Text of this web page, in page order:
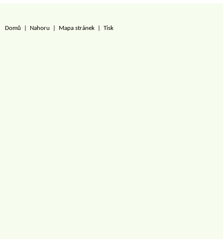
Domů Nahoru Mapa stránek Tisk